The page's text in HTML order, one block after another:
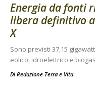
Energia da fonti
libera definitivo
X
Sono previsti 37,15
eolico, idroelettrico e
Di Redazione Terra e Vita